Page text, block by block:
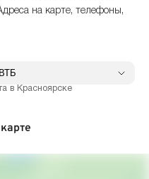
на карте, телефоны,
в Красноярске